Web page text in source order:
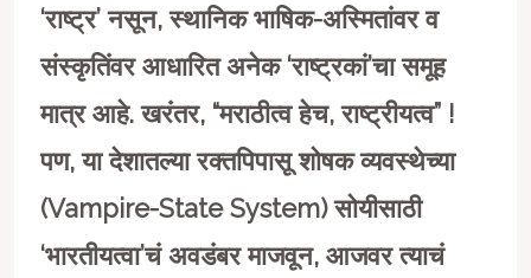
‘राष्ट्र’नसून,स्थानिक भाषिक-अस्मितांवर व
संस्कृतिंवर आधारित अनेक‘राष्ट्रकां’चा समूह
मात्र आहे. खरंतर, “मराठीत्व हेच,राष्ट्रीयत्व” !
पण,या देशातल्या रक्तपिपासू शोषक व्यवस्थेच्या
(Vampire-State System) सोयीसाठी
‘भारतीयत्वा’चं अवडंबर माजवून, आजवर त्याचं